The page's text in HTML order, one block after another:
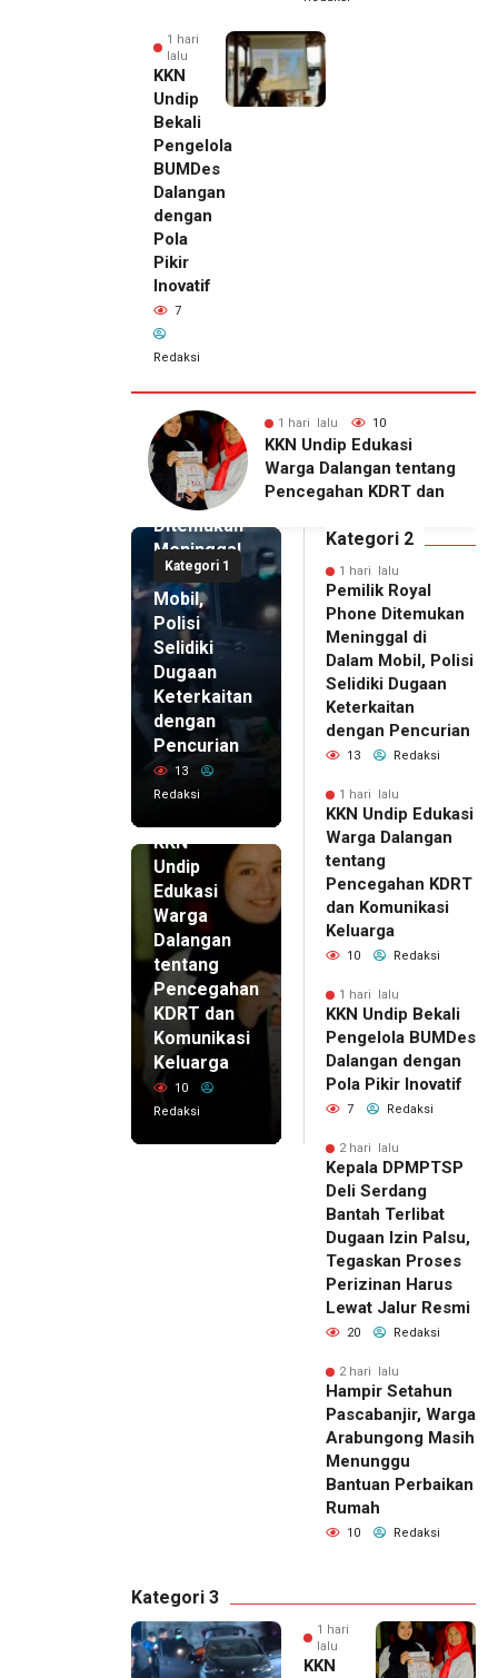
1 hari
lalu
KKN
Undip
Bekali
Pengelola
BUMDes
Dalangan
dengan
Pola
Pikir
Inovatif
7
Redaksi
1 hari lalu 7
KKN Undip Bekali
Pengelola BUMDes
Dalangan dengan Pola
Kategori 1
1 hari lalu
Pemilik
Royal
Phone
Ditemukan
Meninggal
di Dalam
Mobil,
Polisi
Selidiki
Dugaan
Keterkaitan
dengan
Pencurian
13
Redaksi
KKN
Undip
Edukasi
Warga
Dalangan
tentang
Pencegahan
KDRT dan
Komunikasi
Keluarga
10
Redaksi
Kategori 2
1 hari lalu
Pemilik Royal
Phone Ditemukan
Meninggal di
Dalam Mobil, Polisi
Selidiki Dugaan
Keterkaitan
dengan Pencurian
13 Redaksi
1 hari lalu
KKN Undip Edukasi
Warga Dalangan
tentang
Pencegahan KDRT
dan Komunikasi
Keluarga
10 Redaksi
1 hari lalu
KKN Undip Bekali
Pengelola BUMDes
Dalangan dengan
Pola Pikir Inovatif
7 Redaksi
2 hari lalu
Kepala DPMPTSP
Deli Serdang
Bantah Terlibat
Dugaan Izin Palsu,
Tegaskan Proses
Perizinan Harus
Lewat Jalur Resmi
20 Redaksi
2 hari lalu
Hampir Setahun
Pascabanjir, Warga
Arabungong Masih
Menunggu
Bantuan Perbaikan
Rumah
10 Redaksi
Kategori 3
1 hari
lalu
KKN